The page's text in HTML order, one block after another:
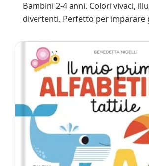
Bambini 2-4 anni. Colori vivaci,
divertenti. Perfetto per imparare